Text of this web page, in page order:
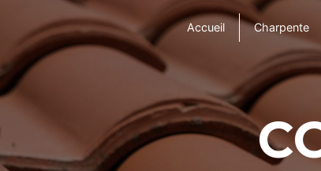
Accueil Charpente
Panneau de gestion des cookies